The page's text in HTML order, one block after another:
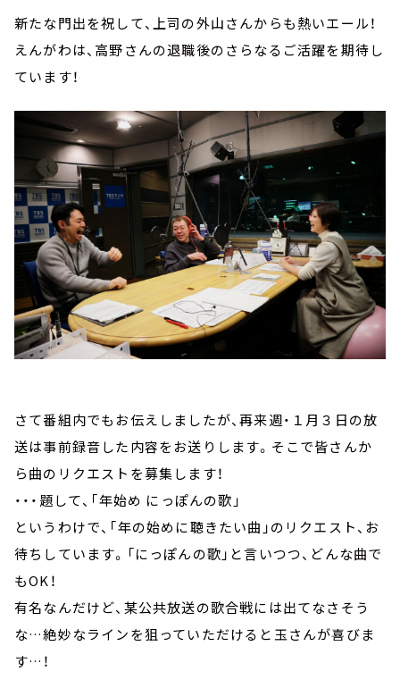
新たな門出を祝して、上司の外山さんからも熱いエール！
えんがわは、高野さんの退職後のさらなるご活躍を期待し
ています！
さて番組内でもお伝えしましたが、再来週・１月３日の放
送は事前録音した内容をお送りします。そこで皆さんか
ら曲のリクエストを募集します！
・・・題して、「年始め にっぽんの歌」
というわけで、「年の始めに聴きたい曲」のリクエスト、お
待ちしています。「にっぽんの歌」と言いつつ、どんな曲で
もOK！
有名なんだけど、某公共放送の歌合戦には出てなさそう
な…絶妙なラインを狙っていただけると玉さんが喜びま
す…！